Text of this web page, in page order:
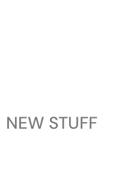
NEW STUFF